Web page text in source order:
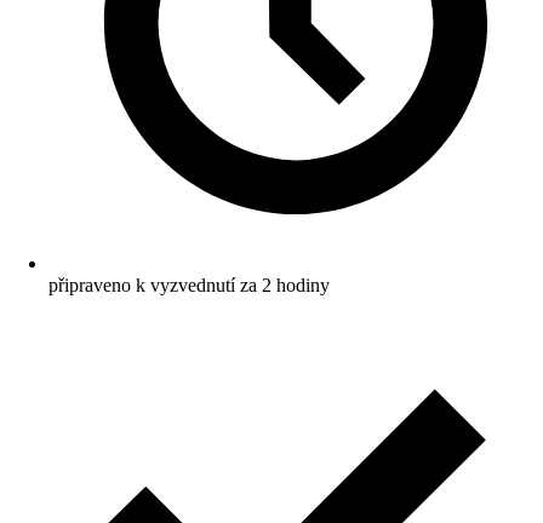
připraveno k vyzvednutí za 2 hodiny